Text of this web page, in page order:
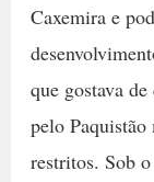
Caxemira e
que gostava
pelo
restritos. Sob